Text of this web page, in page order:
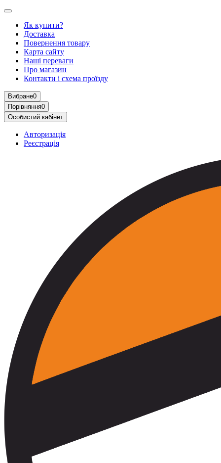
Як купити?
Доставка
Повернення товару
Карта сайту
Наші переваги
Про магазин
Контакти і схема проїзду
Вибране0
Порівняння0
Особистий кабінет
Авторизація
Реєстрація